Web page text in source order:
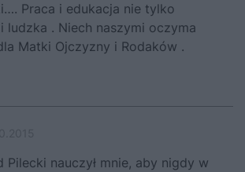
Praca i edukacja nie tylko
ludzka . Niech naszymi oczyma
Matki Ojczyzny i Rodaków .
Pilecki nauczył mnie, aby nigdy w